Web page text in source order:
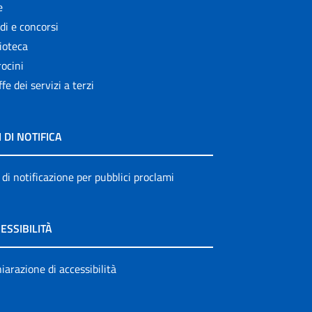
e concorsi
dei servizi a terzi
DI NOTIFICA
notificazione per pubblici proclami
di accessibilità